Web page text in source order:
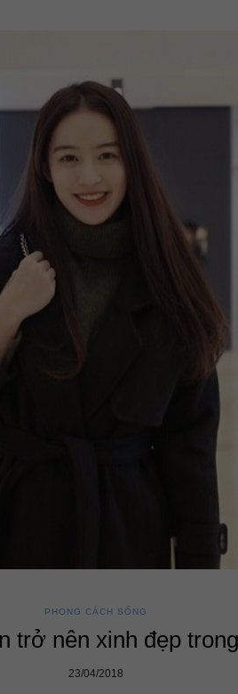
PHONG CÁCH SỐNG
trở nên xinh đẹp
23/04/2018